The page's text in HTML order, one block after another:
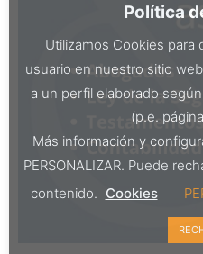
Política
Utilizamos Cookies para
usuario en nuestro sitio
a un perfil elaborado
(p.e.
Más información y
PERSONALIZAR. Puede
contenido. Cookies